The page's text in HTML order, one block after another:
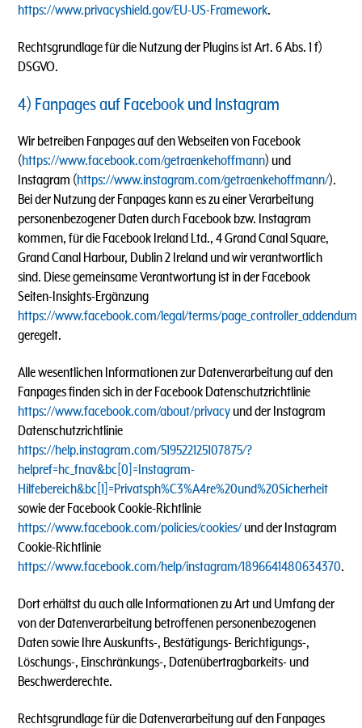
https://www.privacyshield.gov/EU-US-Framework.
Rechtsgrundlage für die Nutzung der Plugins ist Art. 6 Abs. 1 f)
DSGVO.
4) Fanpages auf Facebook und Instagram
Wir betreiben Fanpages auf den Webseiten von Facebook
(https://www.facebook.com/getraenkehoffmann) und
Instagram (https://www.instagram.com/getraenkehoffmann/).
Bei der Nutzung der Fanpages kann es zu einer Verarbeitung
personenbezogener Daten durch Facebook bzw. Instagram
kommen, für die Facebook Ireland Ltd., 4 Grand Canal Square,
Grand Canal Harbour, Dublin 2 Ireland und wir verantwortlich
sind. Diese gemeinsame Verantwortung ist in der Facebook
Seiten-Insights-Ergänzung
https://www.facebook.com/legal/terms/page_controller_addendum
geregelt.
Alle wesentlichen Informationen zur Datenverarbeitung auf den
Fanpages finden sich in der Facebook Datenschutzrichtlinie
https://www.facebook.com/about/privacy und der Instagram
Datenschutzrichtlinie
https://help.instagram.com/519522125107875/?
helpref=hc_fnav&bc[0]=Instagram-
Hilfebereich&bc[1]=Privatsph%C3%A4re%20und%20Sicherheit
sowie der Facebook Cookie-Richtlinie
https://www.facebook.com/policies/cookies/ und der Instagram
Cookie-Richtlinie
https://www.facebook.com/help/instagram/1896641480634370.
Dort erhältst du auch alle Informationen zu Art und Umfang der
von der Datenverarbeitung betroffenen personenbezogenen
Daten sowie Ihre Auskunfts-, Bestätigungs- Berichtigungs-,
Löschungs-, Einschränkungs-, Datenübertragbarkeits- und
Beschwerderechte.
Rechtsgrundlage für die Datenverarbeitung auf den Fanpages